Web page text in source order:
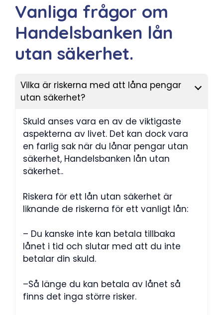
Vanliga frågor om
Handelsbanken lån
utan säkerhet.
Vilka är riskerna med att låna pengar
utan säkerhet?
Skuld anses vara en av de viktigaste
aspekterna av livet. Det kan dock vara
en farlig sak när du lånar pengar utan
säkerhet, Handelsbanken lån utan
säkerhet..
Riskera för ett lån utan säkerhet är
liknande de riskerna för ett vanligt lån:
– Du kanske inte kan betala tillbaka
lånet i tid och slutar med att du inte
betalar din skuld.
–Så länge du kan betala av lånet så
finns det inga större risker.